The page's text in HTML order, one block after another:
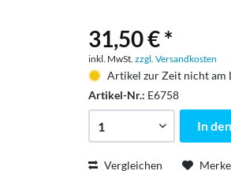
31,50 € *
inkl. MwSt.zzgl. Versandkosten
Artikel zur Zeit nicht am
Artikel-Nr.: E6758
In den
Vergleichen